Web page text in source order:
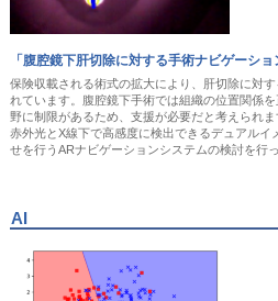
「腹腔鏡下肝切除に対する手術ナビゲーショ
保険収載される術式の拡大により、肝切除に対
れています。腹腔鏡下手術では組織の位置関係
野に制限があるため、支援が必要だと考えられ
赤外光とX線下で高感度に検出できるデュアル
せを行うARナビゲーションシステムの検討を行っ
AI